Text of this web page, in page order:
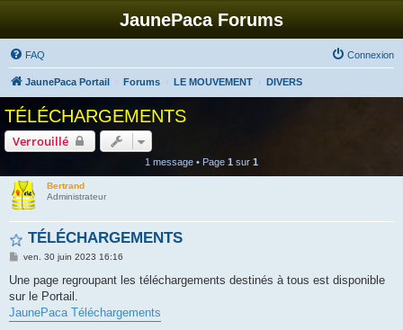
JaunePaca Forums
FAQ Connexion
JaunePaca Portail Forums LE MOUVEMENT DIVERS
TÉLÉCHARGEMENTS
Verrouillé
1 message • Page 1 sur 1
Bertrand
Administrateur
TÉLÉCHARGEMENTS
M
s
a
g
e
ven. 30 juin 2023 16:16
Une page regroupant les téléchargements destinés à tous est disponible
sur le Portail.
JaunePaca Téléchargements